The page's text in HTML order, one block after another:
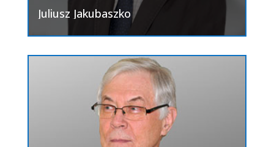
Juliusz Jakubaszko